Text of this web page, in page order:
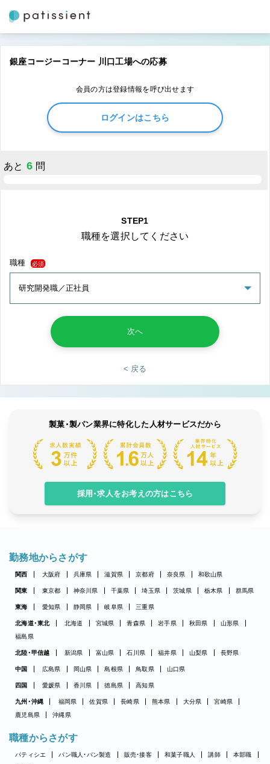
銀座コージーコーナー 川口工場への応募
会員の方は登録情報を呼び出せます
ログインはこちら
あと 6 問
STEP1
職種を選択してください
職種 必須
次へ
< 戻る
製菓・製パン業界に特化した人材サービスだから
採用・求人をお考えの方はこちら
勤務地からさがす
関西 大阪府 兵庫県 滋賀県 京都府 奈良県 和歌山県
関東 東京都 神奈川県 千葉県 埼玉県 茨城県 栃木県 群馬県
東海 愛知県 静岡県 岐阜県 三重県
北海道・東北 北海道 宮城県 青森県 岩手県 秋田県
山形県
福島県
北陸・甲信越 新潟県 富山県 石川県 福井県 山梨県 長野県
中国 広島県 岡山県 島根県 鳥取県 山口県
四国 愛媛県 香川県 徳島県 高知県
九州・沖縄 福岡県 佐賀県 長崎県 熊本県 大分県
宮崎県
鹿児島県
沖縄県
職種からさがす
パティシエ パン職人・パン製造 販売・接客 和菓子職人 講師
本部職